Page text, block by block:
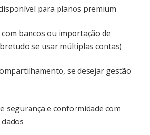
para planos premium
bancos ou importação de
se usar múltiplas contas)
se desejar gestão
segurança e conformidade com